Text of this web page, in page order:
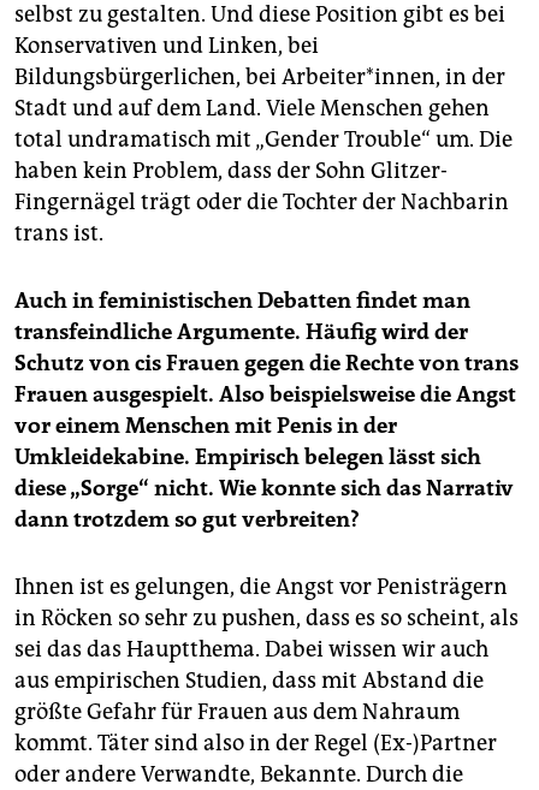
selbst zu gestalten. Und diese Position gibt es bei
Konservativen und Linken, bei
Bildungsbürgerlichen, bei Arbeiter*innen, in der
Stadt und auf dem Land. Viele Menschen gehen
total undramatisch mit „Gender Trouble“ um. Die
haben kein Problem, dass der Sohn Glitzer-
Fingernägel trägt oder die Tochter der Nachbarin
trans ist.
Auch in feministischen Debatten findet man
transfeindliche Argumente. Häufig wird der
Schutz von cis Frauen gegen die Rechte von trans
Frauen ausgespielt. Also beispielsweise die Angst
vor einem Menschen mit Penis in der
Umkleidekabine. Empirisch belegen lässt sich
diese „Sorge“ nicht. Wie konnte sich das Narrativ
dann trotzdem so gut verbreiten?
Ihnen ist es gelungen, die Angst vor Penisträgern
in Röcken so sehr zu pushen, dass es so scheint, als
sei das das Hauptthema. Dabei wissen wir auch
aus empirischen Studien, dass mit Abstand die
größte Gefahr für Frauen aus dem Nahraum
kommt. Täter sind also in der Regel (Ex-)Partner
oder andere Verwandte, Bekannte. Durch die